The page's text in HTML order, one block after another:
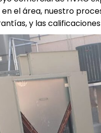
el área, nuestro
y las